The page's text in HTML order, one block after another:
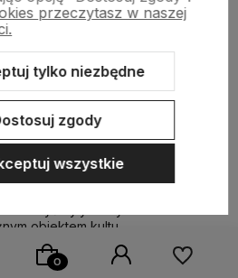
uwielbiane nie tylko przez dzieci,
rynku w 2021 roku okazały się
mianem fenomenu zabawek
obiektem kultu.
na rynku naprawdę zaskakuje!
te, które śpiewają czy też
przeczytasz w naszej
tylko niezbędne
zgody
wszystkie